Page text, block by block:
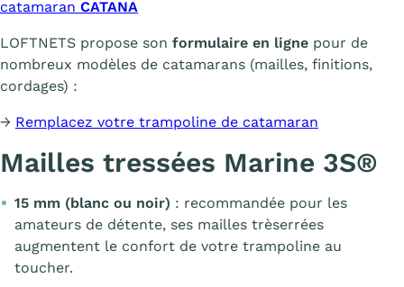
catamaran CATANA
LOFTNETS propose son formulaire en ligne pour de
nombreux modèles de catamarans (mailles, finitions,
cordages) :
→ Remplacez votre trampoline de catamaran
Mailles tressées Marine 3S®
15 mm (blanc ou noir) : recommandée pour les
amateurs de détente, ses mailles trèserrées
augmentent le confort de votre trampoline au
toucher.